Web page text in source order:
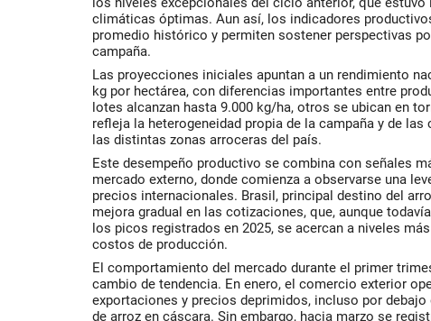
climáticas óptimas. Aun así, los indicadores
promedio histórico y permiten sostener perspectivas
campaña.
Las proyecciones iniciales apuntan a un rendimiento
kg por hectárea, con diferencias importantes entre
lotes alcanzan hasta 9.000 kg/ha, otros se ubican en
refleja la heterogeneidad propia de la campaña y de
las distintas zonas arroceras del país.
Este desempeño productivo se combina con señales
mercado externo, donde comienza a observarse una
precios internacionales. Brasil, principal destino del
mejora gradual en las cotizaciones, que, aunque
los picos registrados en 2025, se acercan a niveles
costos de producción.
El comportamiento del mercado durante el primer
cambio de tendencia. En enero, el comercio exterior
exportaciones y precios deprimidos, incluso por debajo
de arroz en cáscara. Sin embargo, hacia marzo se